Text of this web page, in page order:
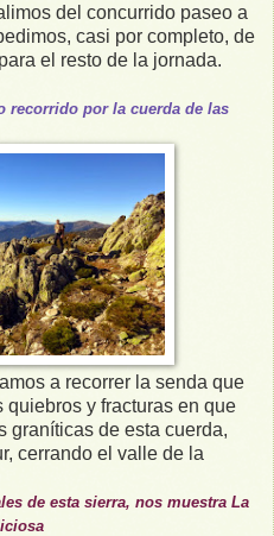
del concurrido paseo a
casi por completo, de
el resto de la jornada.
recorrido por la cuerda de las
a recorrer la senda que
y fracturas en que
graníticas de esta cuerda,
cerrando el valle de la
de esta sierra, nos muestra La